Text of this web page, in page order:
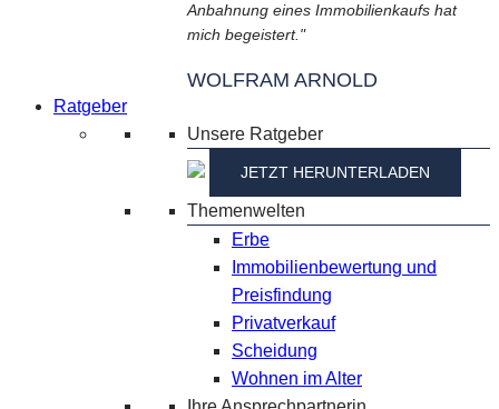
Anbahnung eines Immobilienkaufs hat
mich begeistert."
WOLFRAM ARNOLD
Ratgeber
Unsere Ratgeber
JETZT HERUNTERLADEN
Themenwelten
Erbe
Immobilienbewertung und
Preisfindung
Privatverkauf
Scheidung
Wohnen im Alter